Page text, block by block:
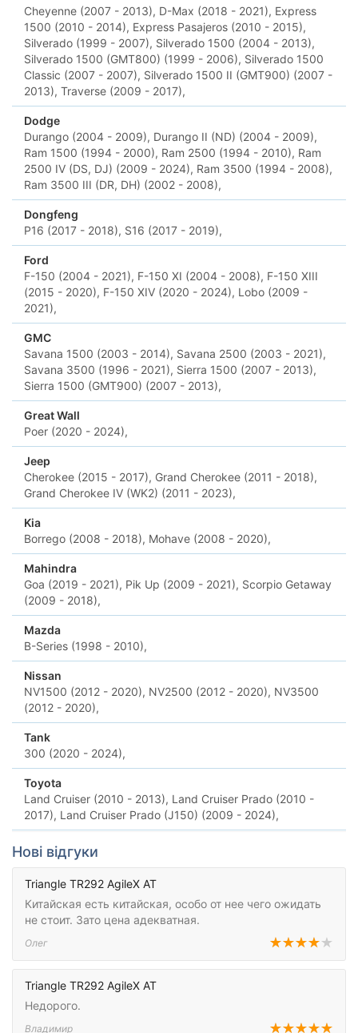
Cheyenne (2007 - 2013), D-Max (2018 - 2021), Express
1500 (2010 - 2014), Express Pasajeros (2010 - 2015),
Silverado (1999 - 2007), Silverado 1500 (2004 - 2013),
Silverado 1500 (GMT800) (1999 - 2006), Silverado 1500
Classic (2007 - 2007), Silverado 1500 II (GMT900) (2007 -
2013), Traverse (2009 - 2017),
Dodge
Durango (2004 - 2009), Durango II (ND) (2004 - 2009),
Ram 1500 (1994 - 2000), Ram 2500 (1994 - 2010), Ram
2500 IV (DS, DJ) (2009 - 2024), Ram 3500 (1994 - 2008),
Ram 3500 III (DR, DH) (2002 - 2008),
Dongfeng
P16 (2017 - 2018), S16 (2017 - 2019),
Ford
F-150 (2004 - 2021), F-150 XI (2004 - 2008), F-150 XIII
(2015 - 2020), F-150 XIV (2020 - 2024), Lobo (2009 -
2021),
GMC
Savana 1500 (2003 - 2014), Savana 2500 (2003 - 2021),
Savana 3500 (1996 - 2021), Sierra 1500 (2007 - 2013),
Sierra 1500 (GMT900) (2007 - 2013),
Great Wall
Poer (2020 - 2024),
Jeep
Cherokee (2015 - 2017), Grand Cherokee (2011 - 2018),
Grand Cherokee IV (WK2) (2011 - 2023),
Kia
Borrego (2008 - 2018), Mohave (2008 - 2020),
Mahindra
Goa (2019 - 2021), Pik Up (2009 - 2021), Scorpio Getaway
(2009 - 2018),
Mazda
B-Series (1998 - 2010),
Nissan
NV1500 (2012 - 2020), NV2500 (2012 - 2020), NV3500
(2012 - 2020),
Tank
300 (2020 - 2024),
Toyota
Land Cruiser (2010 - 2013), Land Cruiser Prado (2010 -
2017), Land Cruiser Prado (J150) (2009 - 2024),
Нові відгуки
Triangle TR292 AgileX AT
Китайская есть китайская, особо от нее чего ожидать
не стоит. Зато цена адекватная.
Олег
Triangle TR292 AgileX AT
Недорого.
Владимир